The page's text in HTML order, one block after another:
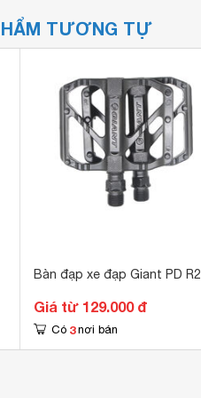
TƯƠNG TỰ
Bàn đạp xe đạp Giant PD
Giá từ 129.000 đ
Có 3 nơi bán